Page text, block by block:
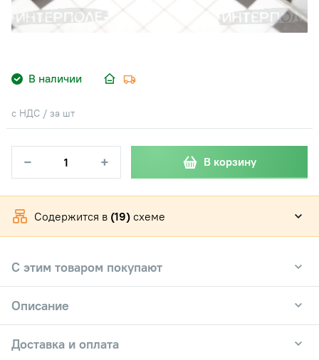
В наличии
с НДС / за шт
− + В корзину
Содержится в (19) схеме
С этим товаром покупают
Описание
Доставка и оплата